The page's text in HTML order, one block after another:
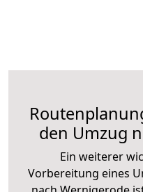
den Umzug
Ein weiterer
Vorbereitung eines